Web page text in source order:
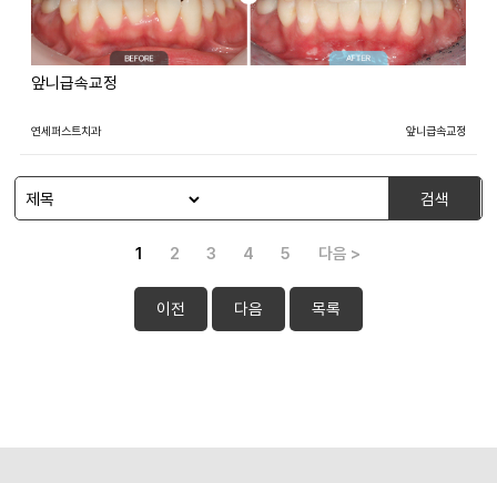
앞니급속교정
연세퍼스트치과 앞니급속교정
검색
1 2 3 4 5 다음 >
이전 다음 목록